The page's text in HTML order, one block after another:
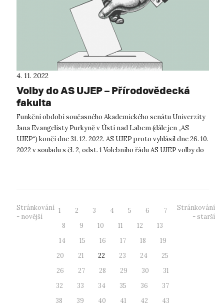
4. 11. 2022
Volby do AS UJEP – Přírodovědecká
fakulta
Funkční období současného Akademického senátu Univerzity
Jana Evangelisty Purkyně v Ústí nad Labem (dále jen „AS
UJEP“) končí dne 31. 12. 2022. AS UJEP proto vyhlásil dne 26. 10.
2022 v souladu s čl. 2, odst. 1 Volebního řádu AS UJEP volby do
Stránkování
- novější
1 2 3 4 5 6
7
8
9 10 11 12
13
14
15 16 17 18
19
20
21 22 23 24
25
26
27 28 29 30
31
32
33 34 35 36
37
38
39 40 41 42 43
Stránkování
- starší